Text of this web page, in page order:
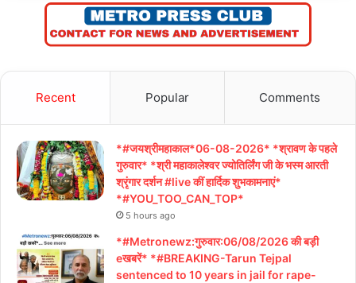
Recent Popular Comments
*#जयश्रीमहाकाल*06-08-2026* *श्रावण के पहले
गुरुवार* *श्री महाकालेश्वर ज्योतिर्लिंग जी के भस्म आरती
श्रृंगार दर्शन #live कीं हार्दिक शुभकामनाएं*
*#YOU_TOO_CAN_TOP*
5 hours ago
*#Metronewz:गुरुवार:06/08/2026 की बड़ी
eखबरें* *#BREAKING-Tarun Tejpal
sentenced to 10 years in jail for rape-